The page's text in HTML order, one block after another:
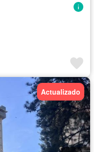
Actualizado